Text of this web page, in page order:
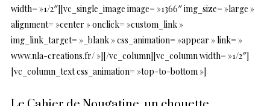
width= »1/2″][vc_single_image image= »1366″ img_size= »large »
alignment= »center » onclick= »custom_link »
img_link_target= »_blank » css_animation= »appear » link= »
www.nla-creations.fr/ »][/vc_column][vc_column width= »1/2″]
[vc_column_text css_animation= »top-to-bottom »]